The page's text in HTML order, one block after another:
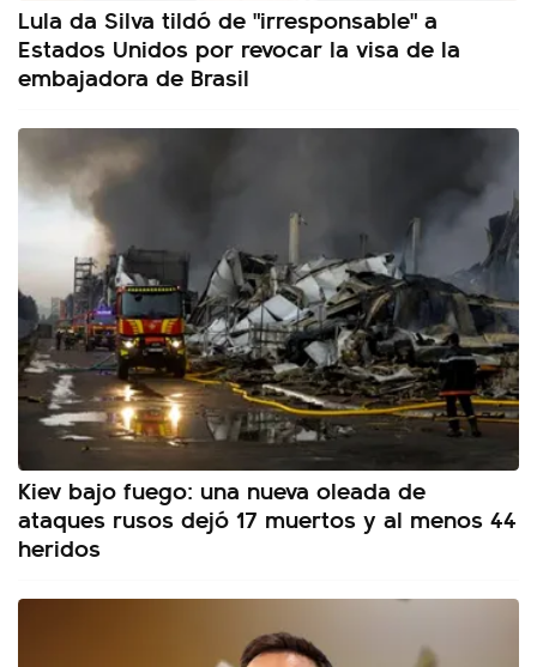
Lula da Silva tildó de "irresponsable" a
Estados Unidos por revocar la visa de la
embajadora de Brasil
Kiev bajo fuego: una nueva oleada de
ataques rusos dejó 17 muertos y al menos 44
heridos